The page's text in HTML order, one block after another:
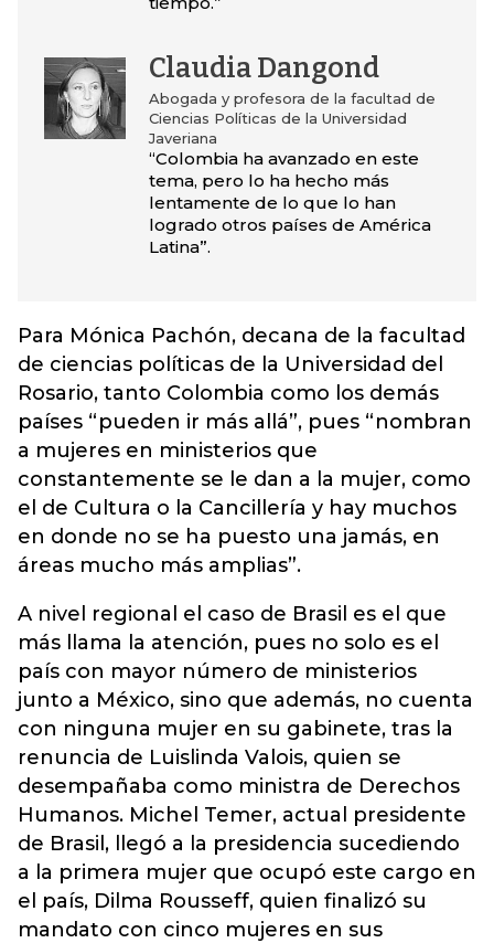
Claudia Dangond
Abogada y profesora de la facultad de
Ciencias Políticas de la Universidad
Javeriana
“Colombia ha avanzado en este
tema, pero lo ha hecho más
lentamente de lo que lo han
logrado otros países de América
Latina”.
Para Mónica Pachón, decana de la facultad
de ciencias políticas de la Universidad del
Rosario, tanto Colombia como los demás
países “pueden ir más allá”, pues “nombran
a mujeres en ministerios que
constantemente se le dan a la mujer, como
el de Cultura o la Cancillería y hay muchos
en donde no se ha puesto una jamás, en
áreas mucho más amplias”.
A nivel regional el caso de Brasil es el que
más llama la atención, pues no solo es el
país con mayor número de ministerios
junto a México, sino que además, no cuenta
con ninguna mujer en su gabinete, tras la
renuncia de Luislinda Valois, quien se
desempañaba como ministra de Derechos
Humanos. Michel Temer, actual presidente
de Brasil, llegó a la presidencia sucediendo
a la primera mujer que ocupó este cargo en
el país, Dilma Rousseff, quien finalizó su
mandato con cinco mujeres en sus